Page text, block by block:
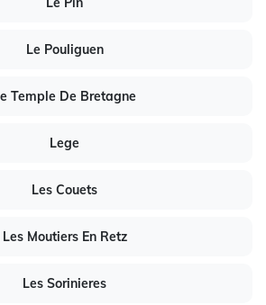
Le Pouliguen
Temple De Bretagne
Lege
Les Couets
Les Moutiers En Retz
Les Sorinieres